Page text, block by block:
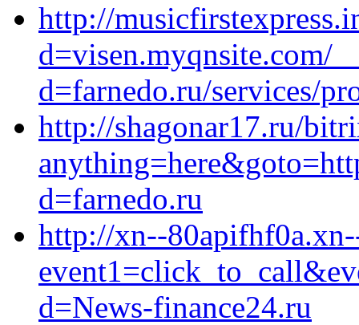
http://
d=visen.myqnsite.com/
d=farnedo.ru/services/
http://shagonar17.ru/
d=farnedo.ru
http://xn--
d=News-finance24.ru